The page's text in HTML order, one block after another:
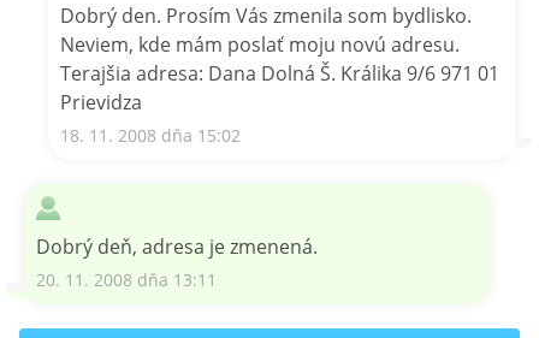
Dobrý den. Prosím Vás zmenila som bydlisko.
Neviem, kde mám poslať moju novú adresu.
Terajšia adresa: Dana Dolná Š. Králika 9/6 971 01
Prievidza
18. 11. 2008 dňa 15:02
Dobrý deň, adresa je zmenená.
20. 11. 2008 dňa 13:11